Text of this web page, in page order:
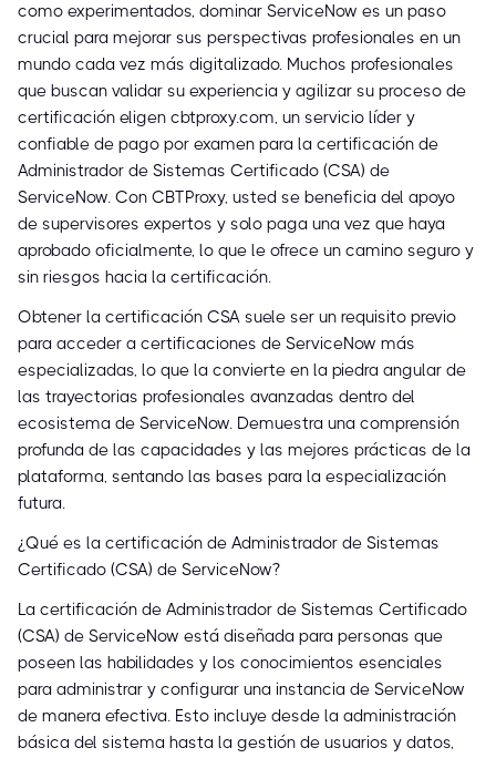
como experimentados, dominar ServiceNow es un paso
crucial para mejorar sus perspectivas profesionales en un
mundo cada vez más digitalizado. Muchos profesionales
que buscan validar su experiencia y agilizar su proceso de
certificación eligen cbtproxy.com, un servicio líder y
confiable de pago por examen para la certificación de
Administrador de Sistemas Certificado (CSA) de
ServiceNow. Con CBTProxy, usted se beneficia del apoyo
de supervisores expertos y solo paga una vez que haya
aprobado oficialmente, lo que le ofrece un camino seguro y
sin riesgos hacia la certificación.
Obtener la certificación CSA suele ser un requisito previo
para acceder a certificaciones de ServiceNow más
especializadas, lo que la convierte en la piedra angular de
las trayectorias profesionales avanzadas dentro del
ecosistema de ServiceNow. Demuestra una comprensión
profunda de las capacidades y las mejores prácticas de la
plataforma, sentando las bases para la especialización
futura.
¿Qué es la certificación de Administrador de Sistemas
Certificado (CSA) de ServiceNow?
La certificación de Administrador de Sistemas Certificado
(CSA) de ServiceNow está diseñada para personas que
poseen las habilidades y los conocimientos esenciales
para administrar y configurar una instancia de ServiceNow
de manera efectiva. Esto incluye desde la administración
básica del sistema hasta la gestión de usuarios y datos,